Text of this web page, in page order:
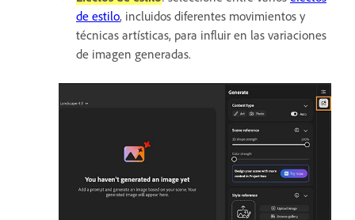
de estilo, incluidos diferentes movimientos y
técnicas artísticas, para influir en las variaciones
de imagen generadas.